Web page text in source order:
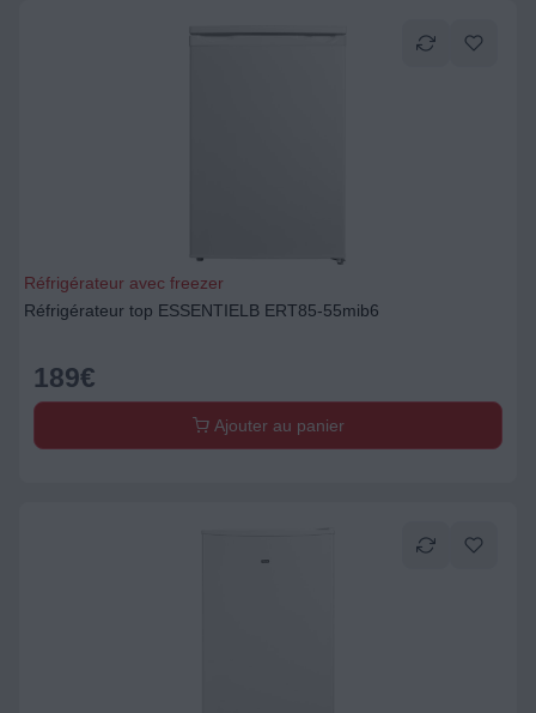
Réfrigérateur avec freezer
Réfrigérateur top ESSENTIELB ERT85-55mib6
189€
Ajouter au panier